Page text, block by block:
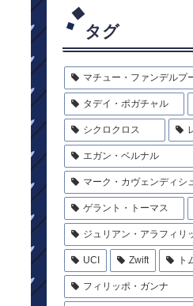
タグ
マチュー・ファンデルプ
タデイ・ポガチャル
シクロクロス
エガン・ベルナル
マーク・カヴェンディシ
ゲラント・トーマス
ジュリアン・アラフィリ
UCI Zwift ト
フィリッポ・ガンナ